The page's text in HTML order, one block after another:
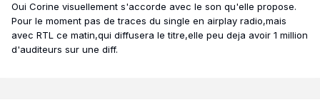
Oui Corine visuellement s'accorde avec le son qu'elle propose.
Pour le moment pas de traces du single en airplay radio,mais
avec RTL ce matin,qui diffusera le titre,elle peu deja avoir 1 million
d'auditeurs sur une diff.